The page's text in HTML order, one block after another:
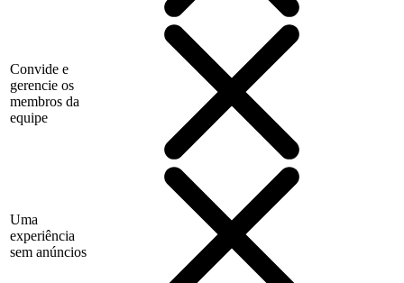
Convide e
gerencie os
membros da
equipe
Uma
experiência
sem anúncios